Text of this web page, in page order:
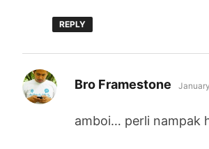
REPLY
Bro Framestone says:
amboi… perli nampak